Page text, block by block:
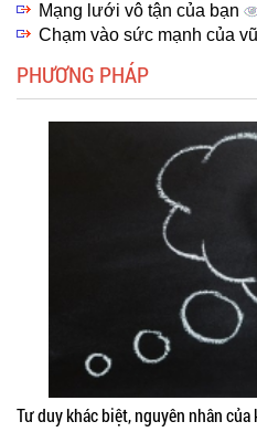
Mạng lưới vô tận của bạn
Chạm vào sức mạnh của
PHƯƠNG PHÁP
Tư duy khác biệt, nguyên nhân